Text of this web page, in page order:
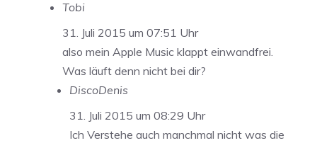
Tobi
31. Juli 2015 um 07:51 Uhr
also mein Apple Music klappt einwandfrei.
Was läuft denn nicht bei dir?
DiscoDenis
31. Juli 2015 um 08:29 Uhr
Ich Verstehe auch manchmal nicht was die